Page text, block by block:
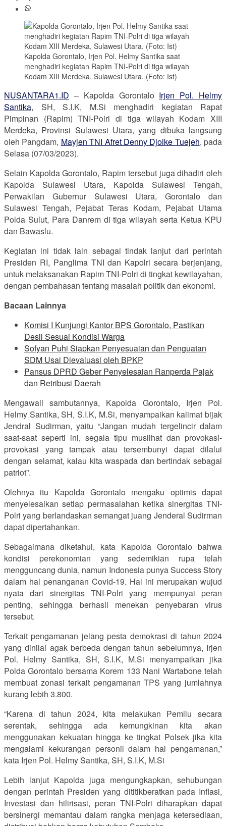
Kapolda Gorontalo, Irjen Pol. Helmy Santika saat
menghadiri kegiatan Rapim TNI-Polri di tiga wilayah
Kodam XIII Merdeka, Sulawesi Utara. (Foto: Ist)
NUSANTARA1.ID – Kapolda Gorontalo Irjen Pol. Helmy
Santika, SH, S.I.K, M.Si menghadiri kegiatan Rapat
Pimpinan (Rapim) TNI-Polri di tiga wilayah Kodam XIII
Merdeka, Provinsi Sulawesi Utara, yang dibuka langsung
oleh Pangdam, Mayjen TNI Afret Denny Djoike Tuejeh, pada
Selasa (07/03/2023).
Selain Kapolda Gorontalo, Rapim tersebut juga dihadiri oleh
Kapolda Sulawesi Utara, Kapolda Sulawesi Tengah,
Perwakilan Gubernur Sulawesi Utara, Gorontalo dan
Sulawesi Tengah, Pejabat Teras Kodam, Pejabat Utama
Polda Sulut, Para Danrem di tiga wilayah serta Ketua KPU
dan Bawaslu.
Kegiatan ini tidak lain sebagai tindak lanjut dari perintah
Presiden RI, Panglima TNI dan Kapolri secara berjenjang,
untuk melaksanakan Rapim TNI-Polri di tingkat kewilayahan,
dengan pembahasan tentang masalah politik dan ekonomi.
Bacaan Lainnya
Komisi I Kunjungi Kantor BPS Gorontalo, Pastikan
Desil Sesuai Kondisi Warga
Sofyan Puhi Siapkan Penyesuaian dan Penguatan
SDM Usai Dievaluasi oleh BPKP
Pansus DPRD Geber Penyelesaian Ranperda Pajak
dan Retribusi Daerah
Mengawali sambutannya, Kapolda Gorontalo, Irjen Pol.
Helmy Santika, SH, S.I.K, M.Si, menyampaikan kalimat bijak
Jendral Sudirman, yaitu “Jangan mudah tergelincir dalam
saat-saat seperti ini, segala tipu muslihat dan provokasi-
provokasi yang tampak atau tersembunyi dapat dilalui
dengan selamat, kalau kita waspada dan bertindak sebagai
patriot”.
Olehnya itu Kapolda Gorontalo mengaku optimis dapat
menyelesaikan setiap permasalahan ketika sinergitas TNI-
Polri yang berlandaskan semangat juang Jenderal Sudirman
dapat dipertahankan.
Sebagaimana diketahui, kata Kapolda Gorontalo bahwa
kondisi perekonomian yang sedemikian rupa telah
mengguncang dunia, namun Indonesia punya Success Story
dalam hal penanganan Covid-19. Hal ini merupakan wujud
nyata dari sinergitas TNI-Polri yang mempunyai peran
penting, sehingga berhasil menekan penyebaran virus
tersebut.
Terkait pengamanan jelang pesta demokrasi di tahun 2024
yang dinilai agak berbeda dengan tahun sebelumnya, Irjen
Pol. Helmy Santika, SH, S.I.K, M.Si menyampaikan jika
Polda Gorontalo bersama Korem 133 Nani Wartabone telah
membuat zonasi terkait pengamanan TPS yang jumlahnya
kurang lebih 3.800.
“Karena di tahun 2024, kita melakukan Pemilu secara
serentak, sehingga ada kemungkinan kita akan
menggunakan kekuatan hingga ke tingkat Polsek jika kita
mengalami kekurangan personil dalam hal pengamanan,”
kata Irjen Pol. Helmy Santika, SH, S.I.K, M.Si
Lebih lanjut Kapolda juga mengungkapkan, sehubungan
dengan perintah Presiden yang dititikberatkan pada Inflasi,
Investasi dan hilirisasi, peran TNI-Polri diharapkan dapat
bersinergi memantau dalam rangka menjaga ketersediaan,